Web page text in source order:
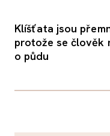
Klíšťata jsou
protože se člověk
o půdu